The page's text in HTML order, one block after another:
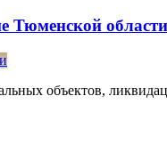
Тюменской области
объектов,